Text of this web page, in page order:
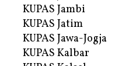
KUPAS Jambi
KUPAS Jatim
KUPAS Jawa-Jogja
KUPAS Kalbar